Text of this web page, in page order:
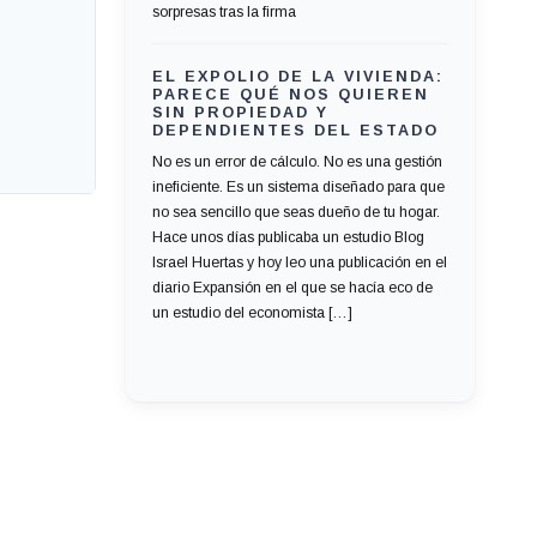
sorpresas tras la firma
EL EXPOLIO DE LA VIVIENDA:
PARECE QUÉ NOS QUIEREN
SIN PROPIEDAD Y
DEPENDIENTES DEL ESTADO
No es un error de cálculo. No es una gestión
ineficiente. Es un sistema diseñado para que
no sea sencillo que seas dueño de tu hogar.
Hace unos días publicaba un estudio Blog
Israel Huertas y hoy leo una publicación en el
diario Expansión en el que se hacía eco de
un estudio del economista […]